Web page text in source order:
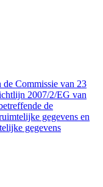
Commissie van 23
2007/2/EG van
de
gegevens en
gegevens